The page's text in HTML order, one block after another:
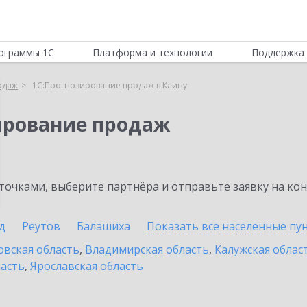
1С Платформа и технологии Поддержка
1С:Прогнозирование продаж в Клину
продаж
выберите партнёра и отправьте заявку на
Реутов Балашиха Показать все населенные
область, Владимирская область, Калужская
, Ярославская область